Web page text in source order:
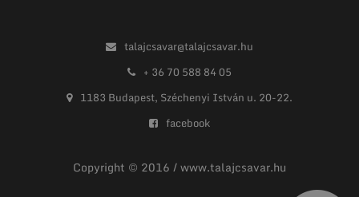
talajcsavar@talajcsavar.hu
+ 36 70 588 84 05
1183 Budapest, Széchenyi István u. 20-22.
facebook
Copyright © 2016 / www.talajcsavar.hu